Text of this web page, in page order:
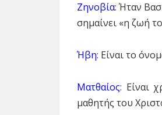
Ζηνοβία: Ήταν
σημαίνει «η ζωή
Ήβη: Είναι το
Ματθαίος: Είναι
μαθητής του